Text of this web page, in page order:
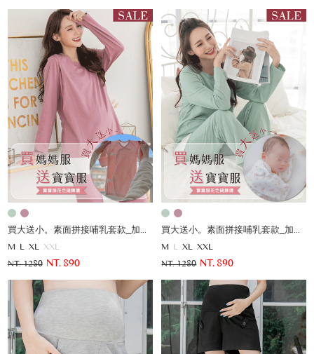
買大送小。素面拼接哺乳套款_加贈寶寶服
M L XL XXL
NT. 1280 NT. 890
買大送小。素面拼接哺乳套款_加贈寶寶服
M L XL XXL
NT. 1280 NT. 890